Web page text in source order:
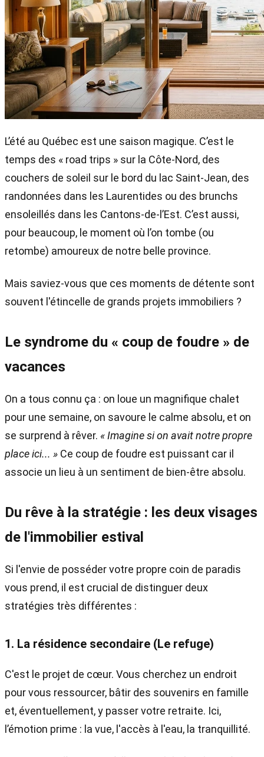
L’été au Québec est une saison magique. C’est le
temps des « road trips » sur la Côte-Nord, des
couchers de soleil sur le bord du lac Saint-Jean, des
randonnées dans les Laurentides ou des brunchs
ensoleillés dans les Cantons-de-l’Est. C’est aussi,
pour beaucoup, le moment où l’on tombe (ou
retombe) amoureux de notre belle province.
Mais saviez-vous que ces moments de détente sont
souvent l'étincelle de grands projets immobiliers ?
Le syndrome du « coup de foudre » de
vacances
On a tous connu ça : on loue un magnifique chalet
pour une semaine, on savoure le calme absolu, et on
se surprend à rêver. « Imagine si on avait notre propre
place ici... » Ce coup de foudre est puissant car il
associe un lieu à un sentiment de bien-être absolu.
Du rêve à la stratégie : les deux visages
de l'immobilier estival
Si l'envie de posséder votre propre coin de paradis
vous prend, il est crucial de distinguer deux
stratégies très différentes :
1. La résidence secondaire (Le refuge)
C'est le projet de cœur. Vous cherchez un endroit
pour vous ressourcer, bâtir des souvenirs en famille
et, éventuellement, y passer votre retraite. Ici,
l’émotion prime : la vue, l'accès à l'eau, la tranquillité.